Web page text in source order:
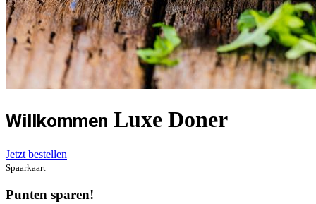
Willkommen Luxe Doner
Jetzt bestellen
Spaarkaart
Punten sparen!